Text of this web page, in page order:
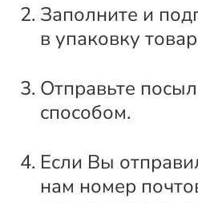
Заполните и
в упаковку
Отправьте
способом.
Если Вы
нам номер